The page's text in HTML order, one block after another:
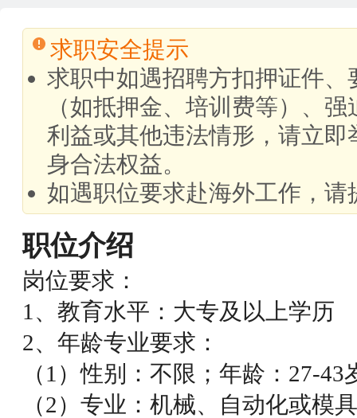
求职安全提示
求职中如遇招聘方扣押证件
（如抵押金、培训费等）、
利益或其他违法情形，请立
身合法权益。
如遇职位要求赴海外工作，
职位介绍
岗位要求：
1、教育水平：大专及以上学历
2、年龄专业要求：
（1）性别：不限；年龄：27-43
（2）专业：机械、自动化或模